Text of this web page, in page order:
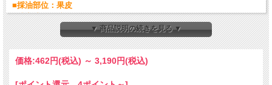
■採油部位：果皮
■抽出法：圧搾
■ノート：トップ
イタリア シチリア島 より直送のオイル
▼ 商品説明の続きを見る ▼
価格:462円(税込) ～ 3,190円(税込)